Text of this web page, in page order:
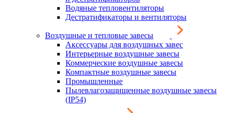
Водяные тепловентиляторы
Дестратификаторы и вентиляторы
Воздушные и тепловые завесы
Аксессуары для воздушных завес
Интерьерные воздушные завесы
Коммерческие воздушные завесы
Компактные воздушные завесы
Промышленные
Пылевлагозащищенные воздушные завесы
(IP54)